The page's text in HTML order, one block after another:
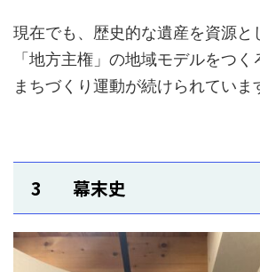
現在でも、歴史的な遺産を資源と
「地方主権」の地域モデルをつ
まちづくり運動が続けられていま
3 幕末史